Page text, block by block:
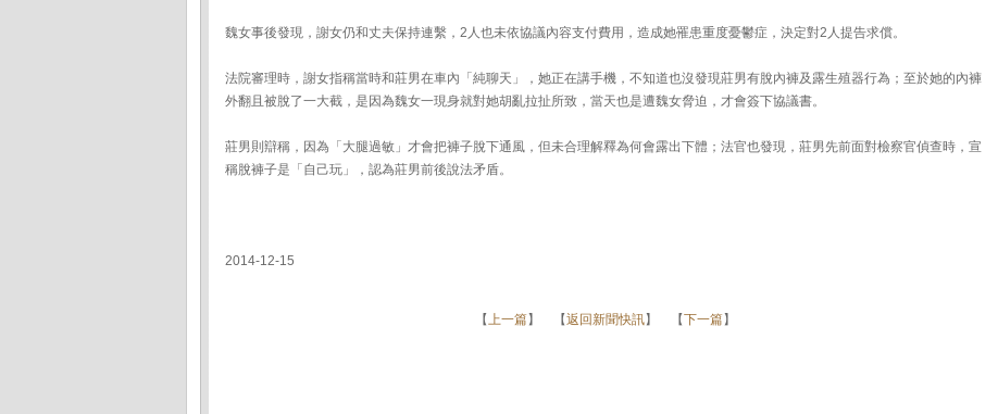
魏女事後發現，謝女仍和丈夫保持連繫，2人也未依協議內容支付費用，造成她罹患重度憂鬱症，決定對2人提告求償。
法院審理時，謝女指稱當時和莊男在車內「純聊天」，她正在講手機，不知道也沒發現莊男有脫內褲及露生殖器行為；至於她的內褲
外翻且被脫了一大截，是因為魏女一現身就對她胡亂拉扯所致，當天也是遭魏女脅迫，才會簽下協議書。
莊男則辯稱，因為「大腿過敏」才會把褲子脫下通風，但未合理解釋為何會露出下體；法官也發現，莊男先前面對檢察官偵查時，宣
稱脫褲子是「自己玩」，認為莊男前後說法矛盾。
2014-12-15
【上一篇】 【返回新聞快訊】 【下一篇】